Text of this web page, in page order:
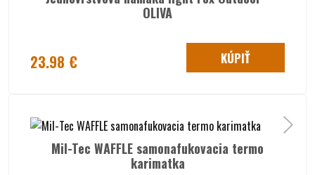
OLIVA
23.98 € KÚPIŤ
Mil-Tec WAFFLE samonafukovacia termo
karimatka